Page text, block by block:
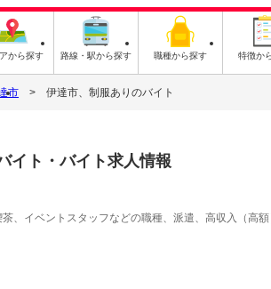
から探す 路線・駅から探す 職種から探す 特徴か
市 伊達市、制服ありのバイト
イト・バイト求人情報
、イベントスタッフなどの職種、派遣、高収入（高